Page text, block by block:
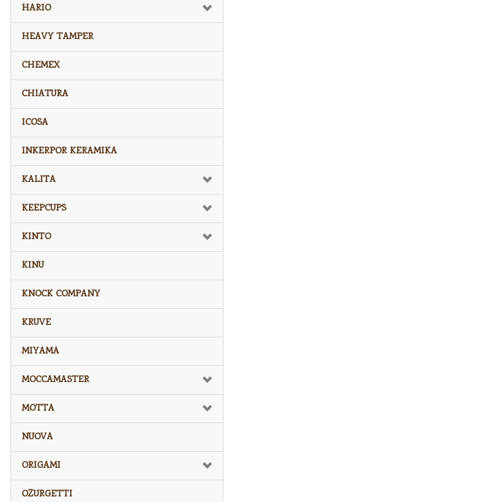
HARIO
HEAVY TAMPER
CHEMEX
CHIATURA
ICOSA
INKERPOR KERAMIKA
KALITA
KEEPCUPS
KINTO
KINU
KNOCK COMPANY
KRUVE
MIYAMA
MOCCAMASTER
MOTTA
NUOVA
ORIGAMI
OZURGETTI